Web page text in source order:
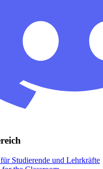
Studierende und Lehrkräfte